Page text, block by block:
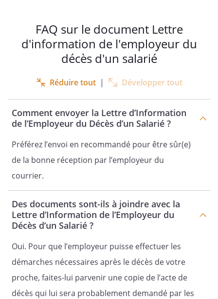
FAQ sur le document Lettre
d'information de l'employeur du
décès d'un salarié
Réduire tout | Développer tout
Comment envoyer la Lettre d’Information
de l’Employeur du Décès d’un Salarié ?
Préférez l’envoi en recommandé pour être sûr(e)
de la bonne réception par l’employeur du
courrier.
Des documents sont-ils à joindre avec la
Lettre d’Information de l’Employeur du
Décès d’un Salarié ?
Oui. Pour que l’employeur puisse effectuer les
démarches nécessaires après le décès de votre
proche, faites-lui parvenir une copie de l’acte de
décès qui lui sera probablement demandé par les